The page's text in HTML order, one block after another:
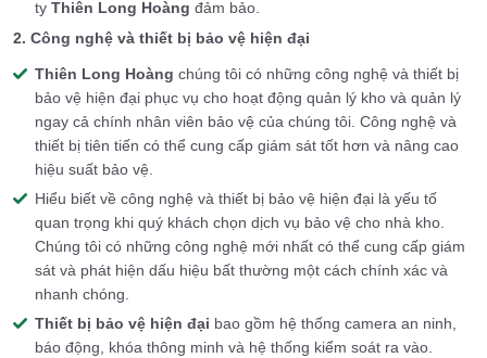
ty Thiên Long Hoàng đảm bảo.
2. Công nghệ và thiết bị bảo vệ hiện đại
Thiên Long Hoàng chúng tôi có những công nghệ và thiết bị
bảo vệ hiện đại phục vụ cho hoạt động quản lý kho và quản lý
ngay cả chính nhân viên bảo vệ của chúng tôi. Công nghệ và
thiết bị tiên tiến có thể cung cấp giám sát tốt hơn và nâng cao
hiệu suất bảo vệ.
Hiểu biết về công nghệ và thiết bị bảo vệ hiện đại là yếu tố
quan trọng khi quý khách chọn dịch vụ bảo vệ cho nhà kho.
Chúng tôi có những công nghệ mới nhất có thể cung cấp giám
sát và phát hiện dấu hiệu bất thường một cách chính xác và
nhanh chóng.
Thiết bị bảo vệ hiện đại bao gồm hệ thống camera an ninh,
báo động, khóa thông minh và hệ thống kiểm soát ra vào.